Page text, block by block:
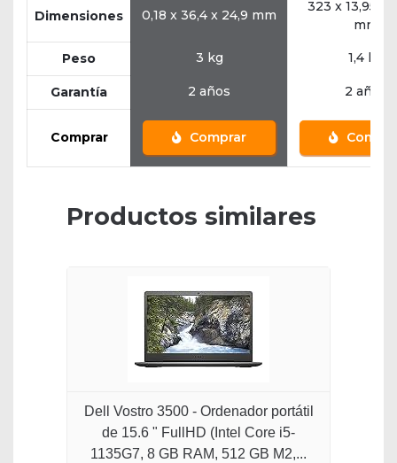
Dimensiones 0,18 x 36,4 x 24,9 mm
323 x 13,95 x
mm
Peso 3 kg 1,4 kg
Garantía 2 años 2 años
Comprar Comprar
Productos similares
Dell Vostro 3500 - Ordenador portátil
de 15.6 " FullHD (Intel Core i5-
1135G7, 8 GB RAM, 512 GB M2,...